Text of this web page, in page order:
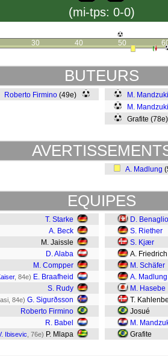
(mi-tps: 0-0)
30 40 50
BUTEURS
Roberto Firmino (49e)
M.
M.
Grafite
A. Madlung
EQUIPES
T. Starke
A. Beck
M. Jaissle
D. Alaba
M. Compper
, 84e) E. Braafheid
S. Rudy
84e) G. Sigurðsson
Roberto Firmino
R. Babel
Ibisevic , 76e) P. Mlapa
D. Benaglio
S. Riether
S. Kjær
A. Friedrich
M. Schäfer
A. Madlung
M. Hasebe
T.
Josué
M.
Grafite